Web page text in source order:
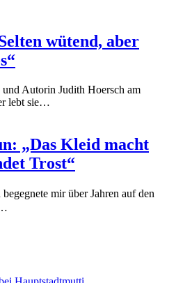
wütend, aber
Autorin Judith Hoersch am
lebt sie…
„Das Kleid macht
Trost“
mir über Jahren auf den